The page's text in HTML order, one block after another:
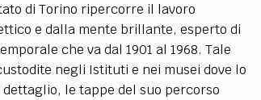
di Torino ripercorre il lavoro
e dalla mente brillante, esperto di
che va dal 1901 al 1968. Tale
negli Istituti e nei musei dove lo
le tappe del suo percorso